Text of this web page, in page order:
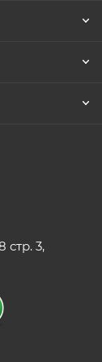
и RS-
стр. 3,